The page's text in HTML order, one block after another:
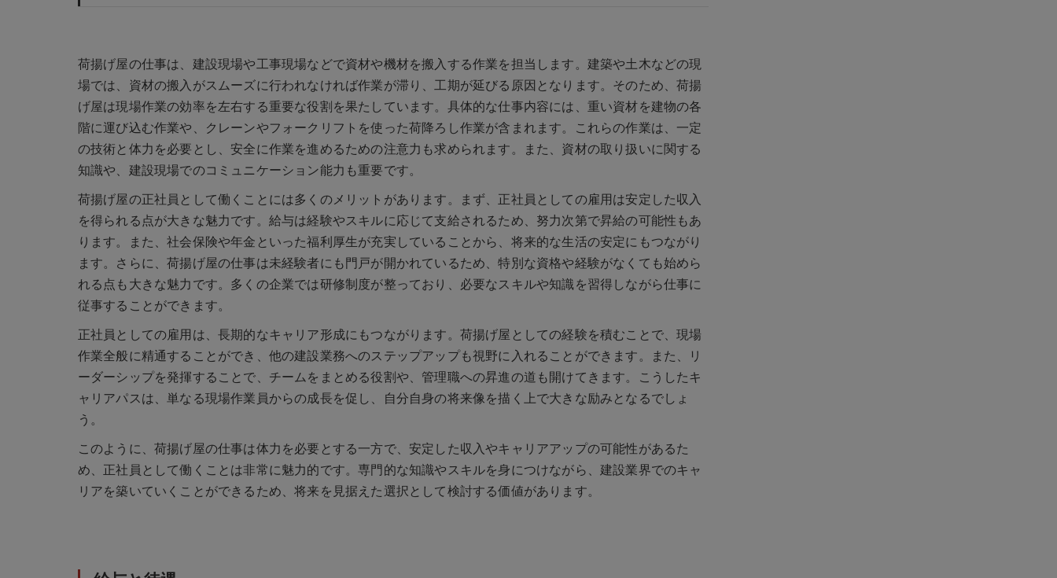
荷揚げ屋の仕事は、建設現場や工事現場などで資材や機材を搬入する作業を担当します。建築や土木などの現
場では、資材の搬入がスムーズに行われなければ作業が滞り、工期が延びる原因となります。そのため、荷揚
げ屋は現場作業の効率を左右する重要な役割を果たしています。具体的な仕事内容には、重い資材を建物の各
階に運び込む作業や、クレーンやフォークリフトを使った荷降ろし作業が含まれます。これらの作業は、一定
の技術と体力を必要とし、安全に作業を進めるための注意力も求められます。また、資材の取り扱いに関する
知識や、建設現場でのコミュニケーション能力も重要です。
荷揚げ屋の正社員として働くことには多くのメリットがあります。まず、正社員としての雇用は安定した収入
を得られる点が大きな魅力です。給与は経験やスキルに応じて支給されるため、努力次第で昇給の可能性もあ
ります。また、社会保険や年金といった福利厚生が充実していることから、将来的な生活の安定にもつながり
ます。さらに、荷揚げ屋の仕事は未経験者にも門戸が開かれているため、特別な資格や経験がなくても始めら
れる点も大きな魅力です。多くの企業では研修制度が整っており、必要なスキルや知識を習得しながら仕事に
従事することができます。
正社員としての雇用は、長期的なキャリア形成にもつながります。荷揚げ屋としての経験を積むことで、現場
作業全般に精通することができ、他の建設業務へのステップアップも視野に入れることができます。また、リ
ーダーシップを発揮することで、チームをまとめる役割や、管理職への昇進の道も開けてきます。こうしたキ
ャリアパスは、単なる現場作業員からの成長を促し、自分自身の将来像を描く上で大きな励みとなるでしょ
う。
このように、荷揚げ屋の仕事は体力を必要とする一方で、安定した収入やキャリアアップの可能性があるた
め、正社員として働くことは非常に魅力的です。専門的な知識やスキルを身につけながら、建設業界でのキャ
リアを築いていくことができるため、将来を見据えた選択として検討する価値があります。